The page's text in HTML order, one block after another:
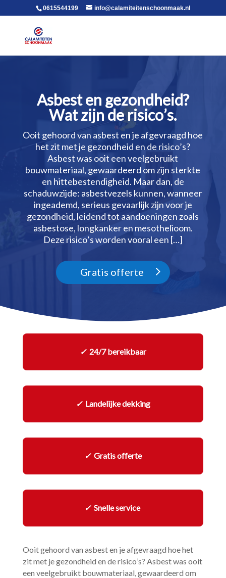
voor in de body0615544199 info@calamiteitenschoonmaak.nl
Asbest en gezondheid?
Wat zijn de risico’s.​
Ooit gehoord van asbest en je afgevraagd hoe
het zit met je gezondheid en de risico’s?
Asbest was ooit een veelgebruikt
bouwmateriaal, gewaardeerd om zijn sterkte
en hittebestendigheid.​ Maar dan, de
schaduwzijde: asbestvezels kunnen, wanneer
ingeademd, serieus gevaarlijk zijn voor je
gezondheid, leidend tot aandoeningen zoals
asbestose, longkanker en mesothelioom.​
Deze risico’s worden vooral een […]
Gratis offerte
✓24/7 bereikbaar
✓ Landelijke dekking
✓Gratis offerte
✓Snelle service
Ooit gehoord van asbest en je afgevraagd hoe het
zit met je gezondheid en de risico’s? Asbest was ooit
een veelgebruikt bouwmateriaal, gewaardeerd om